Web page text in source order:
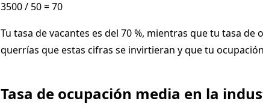
3500 / 50 = 70
Tu tasa de vacantes es del 70 %, mientras que tu tasa de
querrías que estas cifras se invirtieran y que tu
Tasa de ocupación media en la